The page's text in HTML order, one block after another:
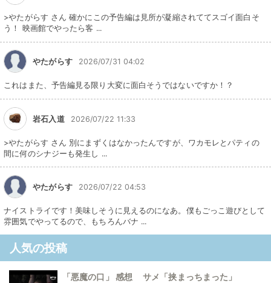
>やたがらす さん 確かにこの予告編は見所が凝縮されててスゴイ面白そ
う！ 映画館でやったら客 ...
やたがらす 2026/07/31 04:02
これはまた、予告編見る限り大変に面白そうではないですか！？
岩石入道 2026/07/22 11:33
>やたがらす さん 別にまずくはなかったんですが、ワカモレとパティの
間に何のシナジーも発生し ...
やたがらす 2026/07/22 04:53
ナイストライです！美味しそうに見えるのになあ。僕もごっこ遊びとして
雰囲気でやってるので、もちろんバナ ...
人気の投稿
「悪魔の口」 感想 サメ「挟まっちまった」